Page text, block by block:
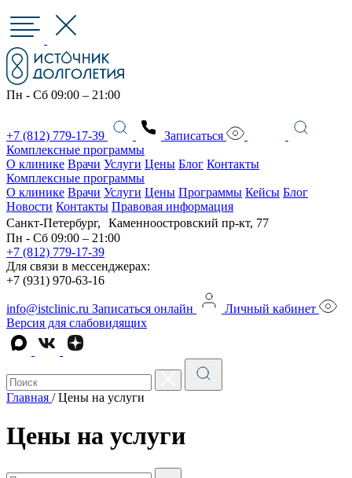
Пн - Сб 09:00 – 21:00
+7 (812) 779-17-39
Записаться
Комплексные программы
О клинике Врачи Услуги Цены Блог Контакты
Комплексные программы
О клинике Врачи Услуги Цены Программы Кейсы Блог
Новости Контакты Правовая информация
Санкт-Петербург, Каменноостровский пр-кт, 77
Пн - Сб 09:00 – 21:00
+7 (812) 779-17-39
Для связи в мессенджерах:
+7 (931) 970-63-16
info@istclinic.ru Записаться онлайн
Личный кабинет
Версия для слабовидящих
Главная / Цены на услуги
Цены на услуги